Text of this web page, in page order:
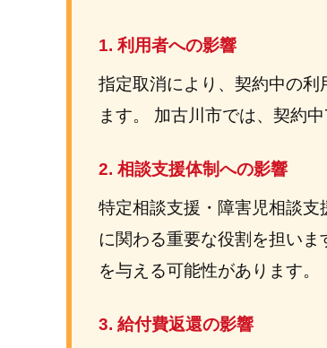
1. 利用者への影響
指定取消により、契約中の利
ます。 加古川市では、契約
2. 相談支援体制への影響
特定相談支援・障害児相談
に関わる重要な役割を担い
を与える可能性があります。
3. 給付費返還の影響